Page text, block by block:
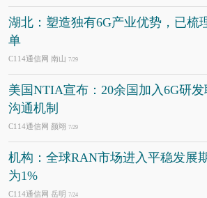
湖北：塑造独有6G产业优势，已梳
单
C114通信网 南山 7/29
美国NTIA宣布：20余国加入6G研
沟通机制
C114通信网 颜翊 7/29
机构：全球RAN市场进入平稳发展
为1%
C114通信网 岳明 7/24